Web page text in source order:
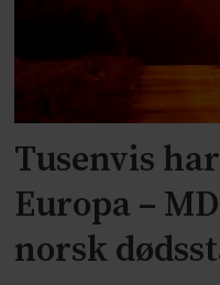
Tusenvis
Europa –
norsk